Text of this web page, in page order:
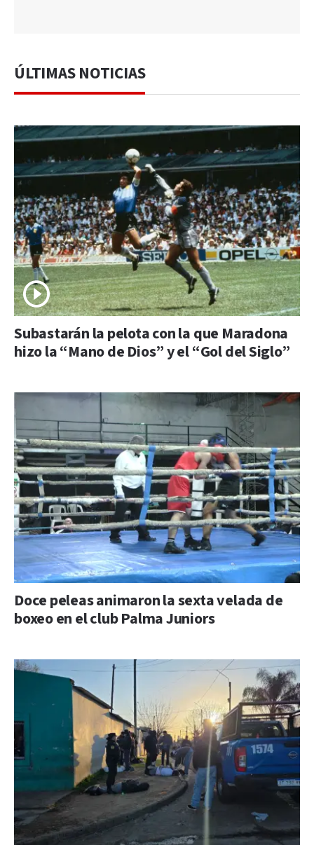
ÚLTIMAS NOTICIAS
Subastarán la pelota con la que Maradona
hizo la “Mano de Dios” y el “Gol del Siglo”
Doce peleas animaron la sexta velada de
boxeo en el club Palma Juniors